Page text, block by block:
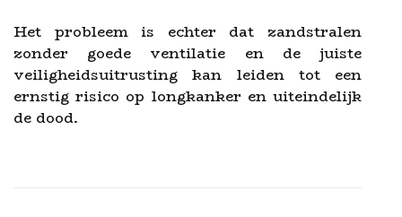
Het probleem is echter dat zandstralen
zonder goede ventilatie en de juiste
veiligheidsuitrusting kan leiden tot een
ernstig risico op longkanker en uiteindelijk
de dood.